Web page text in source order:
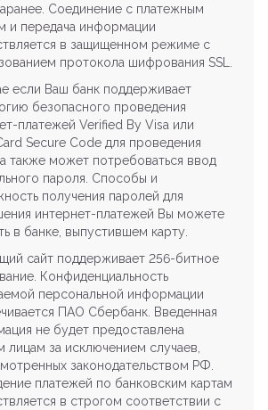
Соединение с платежным
и передача информации
в защищенном режиме с
протокола шифрования SSL.
если Ваш банк поддерживает
безопасного проведения
платежей Verified By Visa или
Secure Code для проведения
также может потребоваться ввод
пароля. Способы и
получения паролей для
интернет-платежей Вы можете
в банке, выпустившем карту.
сайт поддерживает 256-битное
Конфиденциальность
персональной информации
ПАО Сбербанк. Введенная
не будет предоставлена
лицам за исключением случаев,
законодательством РФ.
платежей по банковским картам
в строгом соответствии с